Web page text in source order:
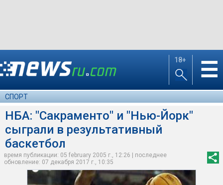
18+ ☰
СПОРТ
НБА: "Сакраменто" и "Нью-Йорк"
сыграли в результативный
баскетбол
время публикации: 05 february 2005 г., 12:26 | последнее
обновление: 07 декабря 2017 г., 10:35